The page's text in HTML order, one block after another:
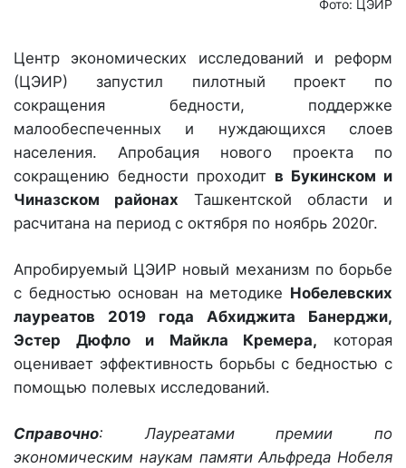
Фото: ЦЭИР
Центр экономических исследований и реформ
(ЦЭИР) запустил пилотный проект по
сокращения бедности, поддержке
малообеспеченных и нуждающихся слоев
населения. Апробация нового проекта по
сокращению бедности проходит в Букинском и
Чиназском районах Ташкентской области и
расчитана на период с октября по ноябрь 2020г.
Апробируемый ЦЭИР новый механизм по борьбе
с бедностью основан на методике Нобелевских
лауреатов 2019 года Абхиджита Банерджи,
Эстер Дюфло и Майкла Кремера, которая
оценивает эффективность борьбы с бедностью с
помощью полевых исследований.
Справочно: Лауреатами премии по
экономическим наукам памяти Альфреда Нобеля